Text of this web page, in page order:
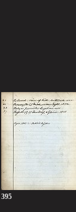
395